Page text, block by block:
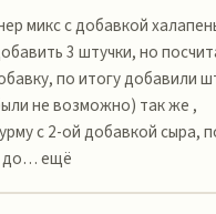
микс с добавкой
3 штучки, но
по итогу добавили
не возможно) так же ,
с 2-ой добавкой сыра,
до… ещё